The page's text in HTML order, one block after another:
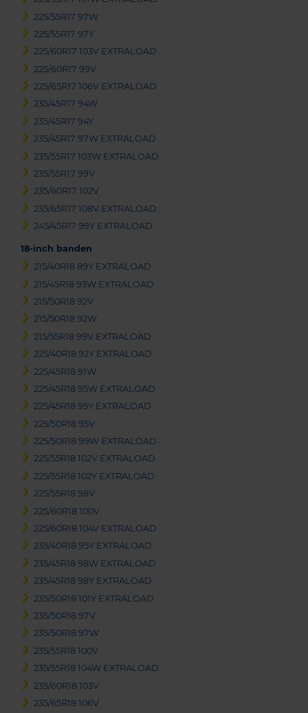
225/55R17 97W
225/55R17 97Y
225/60R17 103V EXTRALOAD
225/60R17 99V
225/65R17 106V EXTRALOAD
235/45R17 94W
235/45R17 94Y
235/45R17 97W EXTRALOAD
235/55R17 103W EXTRALOAD
235/55R17 99V
235/60R17 102V
235/65R17 108V EXTRALOAD
245/45R17 99Y EXTRALOAD
18-inch banden
215/40R18 89Y EXTRALOAD
215/45R18 93W EXTRALOAD
215/50R18 92V
215/50R18 92W
215/55R18 99V EXTRALOAD
225/40R18 92Y EXTRALOAD
225/45R18 91W
225/45R18 95W EXTRALOAD
225/45R18 95Y EXTRALOAD
225/50R18 95V
225/50R18 99W EXTRALOAD
225/55R18 102V EXTRALOAD
225/55R18 102Y EXTRALOAD
225/55R18 98V
225/60R18 100V
225/60R18 104V EXTRALOAD
235/40R18 95Y EXTRALOAD
235/45R18 98W EXTRALOAD
235/45R18 98Y EXTRALOAD
235/50R18 101Y EXTRALOAD
235/50R18 97V
235/50R18 97W
235/55R18 100V
235/55R18 104W EXTRALOAD
235/60R18 103V
235/65R18 106V